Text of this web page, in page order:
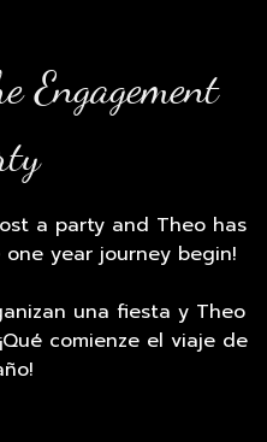
Engagement
a party and Theo has
year journey begin!
una fiesta y Theo
comienze el viaje de